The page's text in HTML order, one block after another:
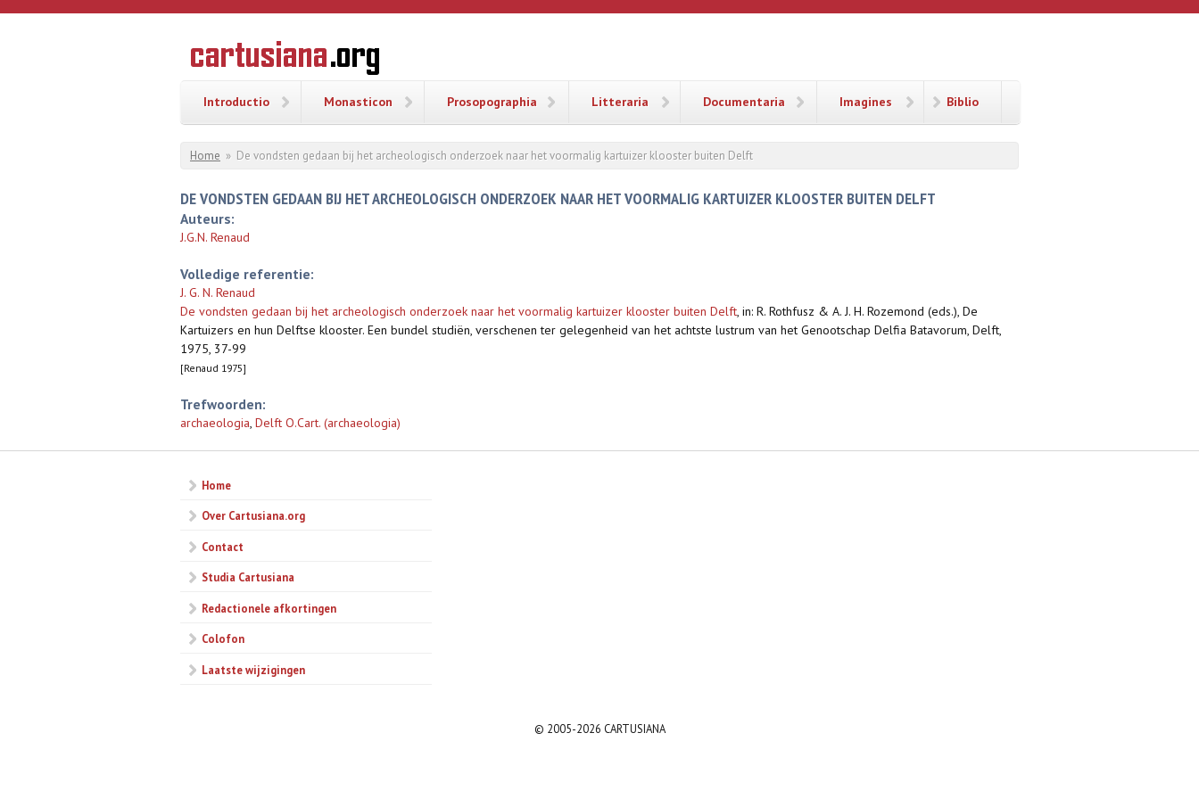
Overslaan en naar de inhoud gaan
CARTUSIANA
Geschiedenis
van de
Introductio Monasticon Prosopographia Litteraria Documentaria Imagines Biblio
U bent hier
Home » De vondsten gedaan bij het archeologisch onderzoek naar het voormalig kartuizer klooster buiten Delft
DE VONDSTEN GEDAAN BIJ HET ARCHEOLOGISCH ONDERZOEK NAAR HET VOORMALIG KARTUIZER KLOOSTER BUITEN DELFT
Auteurs:
J.G.N. Renaud
Volledige referentie:
J. G. N. Renaud
De vondsten gedaan bij het archeologisch onderzoek naar het voormalig kartuizer klooster buiten Delft, in: R. Rothfusz & A. J. H. Rozemond (eds.), De
Kartuizers en hun Delftse klooster. Een bundel studiën, verschenen ter gelegenheid van het achtste lustrum van het Genootschap Delfia Batavorum, Delft,
1975, 37-99
[Renaud 1975]
Trefwoorden:
archaeologia, Delft O.Cart. (archaeologia)
Home
Over Cartusiana.org
Contact
Studia Cartusiana
Redactionele afkortingen
Colofon
Laatste wijzigingen
© 2005-2026 CARTUSIANA